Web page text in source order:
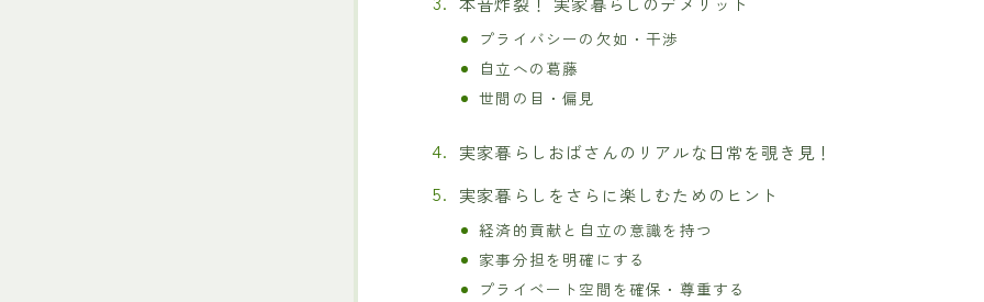
プライバシーの欠如・干渉
自立への葛藤
世間の目・偏見
実家暮らしおばさんのリアルな日常を覗き見！
実家暮らしをさらに楽しむためのヒント
経済的貢献と自立の意識を持つ
家事分担を明確にする
プライベート空間を確保・尊重する